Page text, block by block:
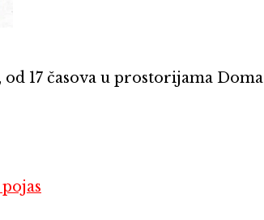
17 časova u prostorijama Doma